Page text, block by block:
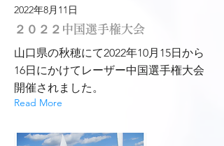
2022年8月11日
２０２２中国選手権大会
山口県の秋穂にて2022年10月15日から
16日にかけてレーザー中国選手権大会
開催されました。
Read More